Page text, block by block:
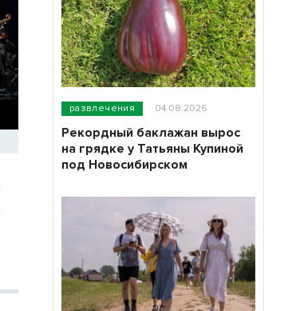
развлечения 04.08.2026
Рекордный баклажан вырос
на грядке у Татьяны Купиной
под Новосибирском